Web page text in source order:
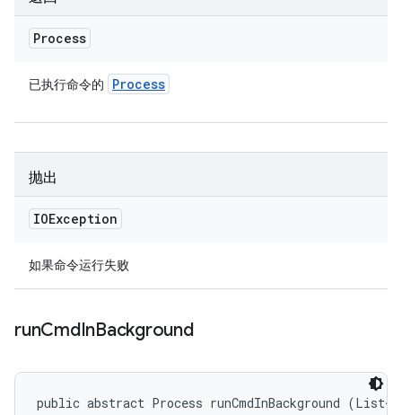
Process
已执行命令的 Process
抛出
IOException
如果命令运行失败
runCmdInBackground
public abstract Process runCmdInBackground